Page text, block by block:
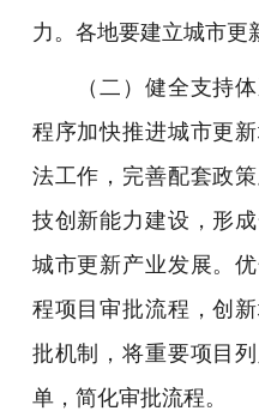
力。各地要建立城市更
（二）健全支持体
程序加快推进城市更
法工作，完善配套政
技创新能力建设，形
城市更新产业发展。
程项目审批流程，创
批机制，将重要项目
单，简化审批流程。